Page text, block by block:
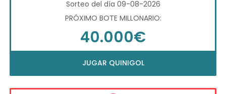
Sorteo del día 09-08-2026
PRÓXIMO BOTE MILLONARIO:
40.000€
JUGAR QUINIGOL